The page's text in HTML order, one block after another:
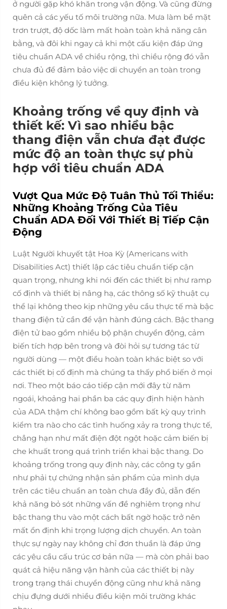
ở người gặp khó khăn trong vận động. Và cũng đừng
quên cả các yếu tố môi trường nữa. Mưa làm bề mặt
trơn trượt, độ dốc làm mất hoàn toàn khả năng cân
bằng, và đôi khi ngay cả khi một cấu kiện đáp ứng
tiêu chuẩn ADA về chiều rộng, thì chiều rộng đó vẫn
chưa đủ để đảm bảo việc di chuyển an toàn trong
điều kiện không lý tưởng.
Khoảng trống về quy định và
thiết kế: Vì sao nhiều bậc
thang điện vẫn chưa đạt được
mức độ an toàn thực sự phù
hợp với tiêu chuẩn ADA
Vượt Qua Mức Độ Tuân Thủ Tối Thiểu:
Những Khoảng Trống Của Tiêu
Chuẩn ADA Đối Với Thiết Bị Tiếp Cận
Động
Luật Người khuyết tật Hoa Kỳ (Americans with
Disabilities Act) thiết lập các tiêu chuẩn tiếp cận
quan trọng, nhưng khi nói đến các thiết bị như ramp
cố định và thiết bị nâng hạ, các thông số kỹ thuật cụ
thể lại không theo kịp những yêu cầu thực tế mà bậc
thang điện tử cần để vận hành đúng cách. Bậc thang
điện tử bao gồm nhiều bộ phận chuyển động, cảm
biến tích hợp bên trong và đòi hỏi sự tương tác từ
người dùng — một điều hoàn toàn khác biệt so với
các thiết bị cố định mà chúng ta thấy phổ biến ở mọi
nơi. Theo một báo cáo tiếp cận mới đây từ năm
ngoái, khoảng hai phần ba các quy định hiện hành
của ADA thậm chí không bao gồm bất kỳ quy trình
kiểm tra nào cho các tình huống xảy ra trong thực tế,
chẳng hạn như mất điện đột ngột hoặc cảm biến bị
che khuất trong quá trình triển khai bậc thang. Do
khoảng trống trong quy định này, các công ty gần
như phải tự chứng nhận sản phẩm của mình dựa
trên các tiêu chuẩn an toàn chưa đầy đủ, dẫn đến
khả năng bỏ sót những vấn đề nghiêm trọng như
bậc thang thu vào một cách bất ngờ hoặc trở nên
mất ổn định khi trọng lượng dịch chuyển. An toàn
thực sự ngày nay không chỉ đơn thuần là đáp ứng
các yêu cầu cấu trúc cơ bản nữa — mà còn phải bao
quát cả hiệu năng vận hành của các thiết bị này
trong trạng thái chuyển động cũng như khả năng
chịu đựng dưới nhiều điều kiện môi trường khác